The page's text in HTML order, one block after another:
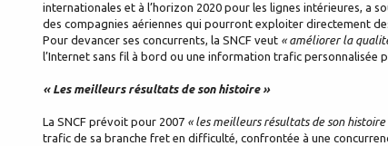
internationales et à l’horizon 2020 pour les lignes intérieures, a
des compagnies aériennes qui pourront exploiter directement
Pour devancer ses concurrents, la SNCF veut « améliorer la
l’Internet sans fil à bord ou une information trafic personnalisée
« Les meilleurs résultats de son histoire »
La SNCF prévoit pour 2007 « les meilleurs résultats de son histoire
trafic de sa branche fret en difficulté, confrontée à une